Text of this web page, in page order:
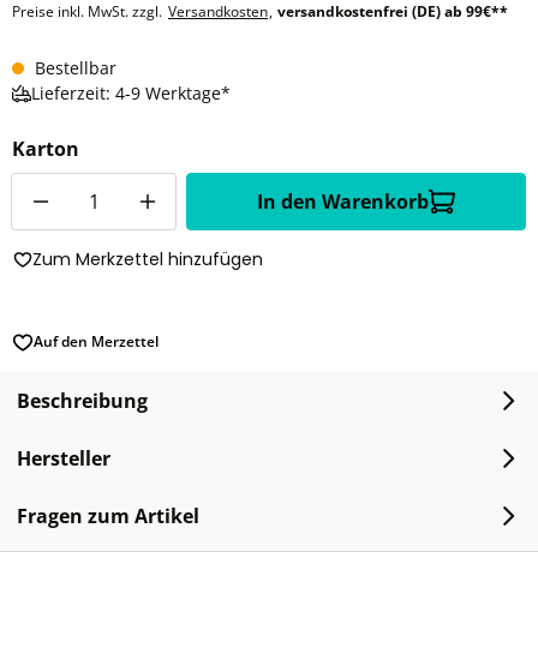
Preise inkl. MwSt. zzgl. Versandkosten, versandkostenfrei (DE) ab 99€**
Bestellbar
Lieferzeit: 4-9 Werktage*
Karton
In den Warenkorb
Zum Merkzettel hinzufügen
Auf den Merzettel
Beschreibung
Hersteller
Fragen zum Artikel